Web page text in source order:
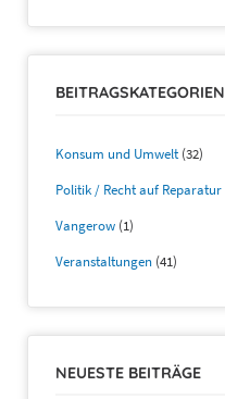
BEITRAGSKATEGORIEN
Konsum und Umwelt(32)
Politik / Recht auf Reparatur
Vangerow (1)
Veranstaltungen (41)
NEUESTE BEITRÄGE